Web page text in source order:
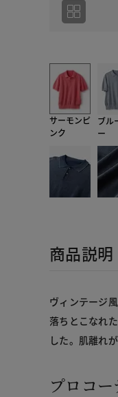
サーモンピ
ンク
ブル
ー
商品説明
ヴィンテージ
落ちとこなれ
した。肌離れ
プロコー